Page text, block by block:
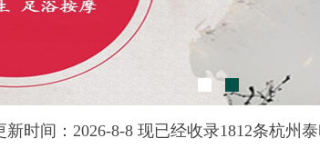
新时间：2026-8-8 现已经收录1812条杭州